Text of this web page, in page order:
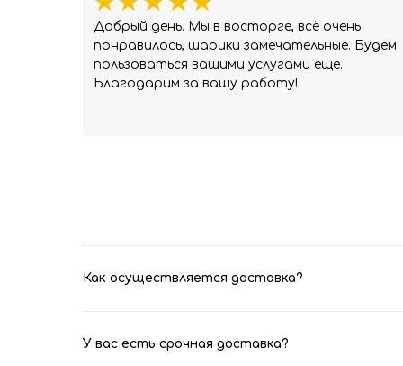
Добрый день. Мы в восторге, всё очень
понравилось, шарики замечательные. Будем
пользоваться вашими услугами еще.
Благодарим за вашу работу!
Как осуществляется доставка?
У вас есть срочная доставка?